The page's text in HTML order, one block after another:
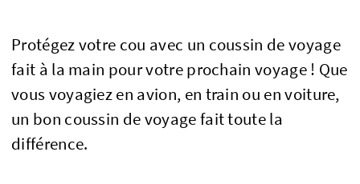
Protégez votre cou avec un coussin de voyage
fait à la main pour votre prochain voyage ! Que
vous voyagiez en avion, en train ou en voiture,
un bon coussin de voyage fait toute la
différence.